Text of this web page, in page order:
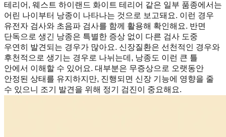
테리어, 웨스트 하이랜드 화이트 테리어 같은 일부 품종에서는
어린 나이부터 낭종이 나타나는 것으로 보고돼요. 이런 경우
유전자 검사와 초음파 검사를 함께 활용해 확인해요. 반면
단독으로 생긴 낭종은 특별한 증상 없이 다른 검사 도중
우연히 발견되는 경우가 많아요. 신장질환은 선천적인 경우와
후천적으로 생기는 경우로 나뉘는데, 낭종도 이런 큰 틀
안에서 이해할 수 있어요. 대부분은 무증상으로 오랫동안
안정된 상태를 유지하지만, 진행되면 신장 기능에 영향을 줄
수 있으니 조기 발견을 위해 정기 검진이 중요해요.